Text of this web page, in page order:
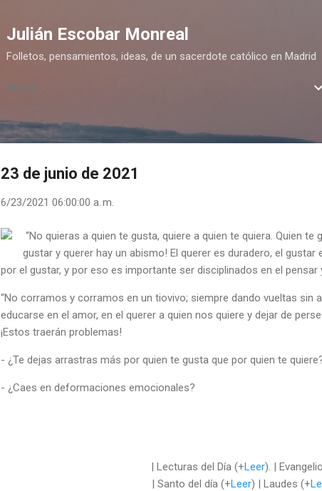
Julián Escobar Monreal
Folletos, pensamientos, ideas, de un sacerdote católico en Madrid
Menú
23 de junio de 2021
6/23/2021 06:00:00 a. m.
“No quieras a quien te gusta, quiere a quien te quiera. Quien
gustar y querer hay un abismo! El querer es duradero, el
por el gustar, y por eso es importante ser disciplinados en el pensar
“No corramos y corramos en un tiovivo; siempre dando vueltas sin
educarse en el amor, en el querer a quien nos quiere y dejar de
¡Estos traerán problemas!
- ¿Te dejas arrastras más por quien te gusta que por quien te
- ¿Caes en deformaciones emocionales?
| Lecturas del Día (+Leer). |
| Santo del día (+Leer) | Laudes (+